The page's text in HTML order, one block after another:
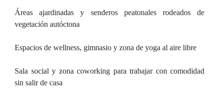
Áreas ajardinadas y senderos peatonales rodeados de
vegetación autóctona
Espacios de wellness, gimnasio y zona de yoga al aire libre
Sala social y zona coworking para trabajar con comodidad
sin salir de casa